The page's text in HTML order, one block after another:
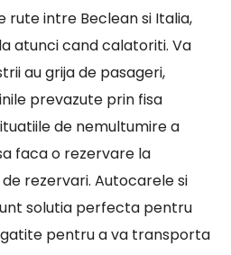
rute intre Beclean si Italia,
atunci cand calatoriti. Va
au grija de pasageri,
prevazute prin fisa
de nemultumire a
faca o rezervare la
rezervari. Autocarele si
solutia perfecta pentru
pentru a va transporta